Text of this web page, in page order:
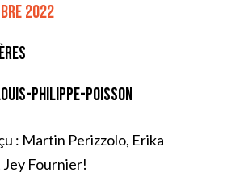
2022
Philippe-Poisson
: Martin Perizzolo, Erika
Jey Fournier!